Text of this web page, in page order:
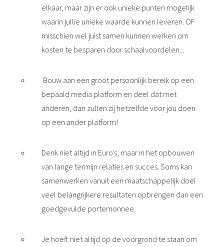
elkaar, maar zijn er ook unieke punten mogelijk
waarin jullie unieke waarde kunnen leveren. OF
misschien wel juist samen kunnen werken om
kosten te besparen door schaalvoordelen...
Bouw aan een groot persoonlijk bereik op een
bepaald media platform en deel dat met
anderen, dan zullen zij hetzelfde voor jou doen
op een ander platform!
Denk niet altijd in Euro's, maar in het opbouwen
van lange termijn relaties en succes. Soms kan
samenwerken vanuit een maatschappelijk doel
veel belangrijkere resultaten opbrengen dan een
goedgevulde portemonnee.
Je hoeft niet altijd op de voorgrond te staan om